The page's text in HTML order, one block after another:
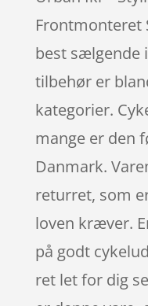
Frontmonteret
best sælgende
tilbehør er
kategorier.
mange er den
Danmark.
returret, som
loven kræver.
på godt
ret let for dig